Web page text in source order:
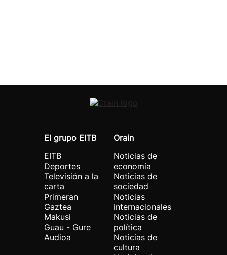
El grupo EITB
EITB
Deportes
Televisión a la
carta
Primeran
Gaztea
Makusi
Guau - Gure
Audioa
Orain
Noticias de
economía
Noticias de
sociedad
Noticias
internacionales
Noticias de
política
Noticias de
cultura